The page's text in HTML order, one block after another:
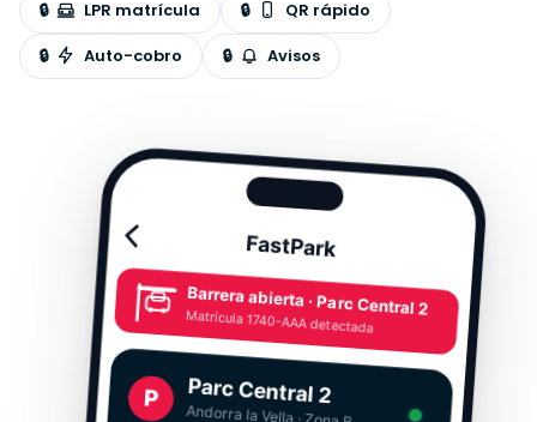
LPR matrícula
QR rápido
Auto-cobro
Avisos